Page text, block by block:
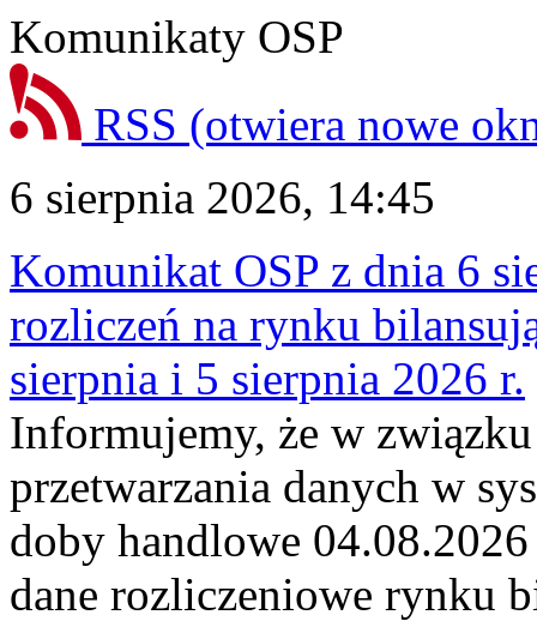
Komunikaty OSP
RSS (otwiera nowe
6 sierpnia 2026, 14:45
Komunikat OSP z dnia 6
rozliczeń na rynku
sierpnia i 5 sierpnia 2026 r.
Informujemy, że w
przetwarzania danych w
doby handlowe
dane rozliczeniowe rynku